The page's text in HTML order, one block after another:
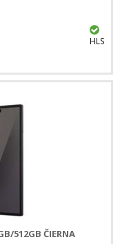
HLS
512GB ČIERNA